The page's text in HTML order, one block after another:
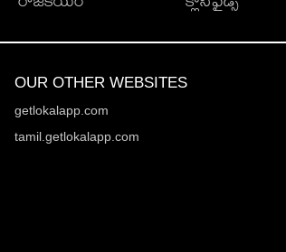
OUR OTHER WEBSITES
getlokalapp.com
tamil.getlokalapp.com